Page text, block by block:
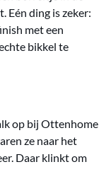
Eén ding is zeker:
met een
bikkel te
op bij Ottenhome
ze naar het
Daar klinkt om